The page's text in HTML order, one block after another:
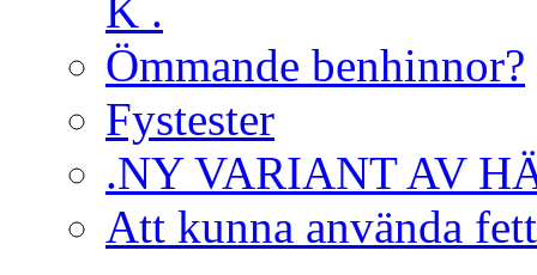
K .
Ömmande benhinnor?
Fystester
.NY VARIANT AV
Att kunna använda